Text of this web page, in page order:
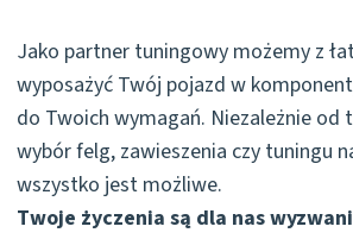
Jako partner tuningowy możemy z
wyposażyć Twój pojazd w
do Twoich wymagań. Niezależnie od
wybór felg, zawieszenia czy tuningu
wszystko jest możliwe.
Twoje życzenia są dla nas